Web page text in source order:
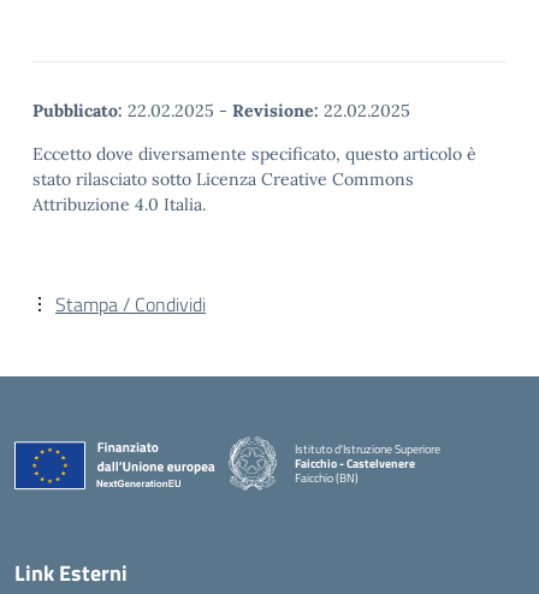
Pubblicato: 22.02.2025 - Revisione: 22.02.2025
Eccetto dove diversamente specificato, questo articolo è
stato rilasciato sotto Licenza Creative Commons
Attribuzione 4.0 Italia.
Stampa / Condividi
Istituto d'Istruzione Superiore
Faicchio - Castelvenere
Faicchio (BN)
Link Esterni